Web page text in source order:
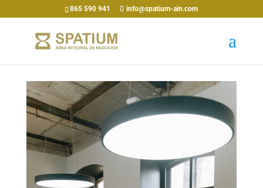
865 590 941 info@spatium-ain.com